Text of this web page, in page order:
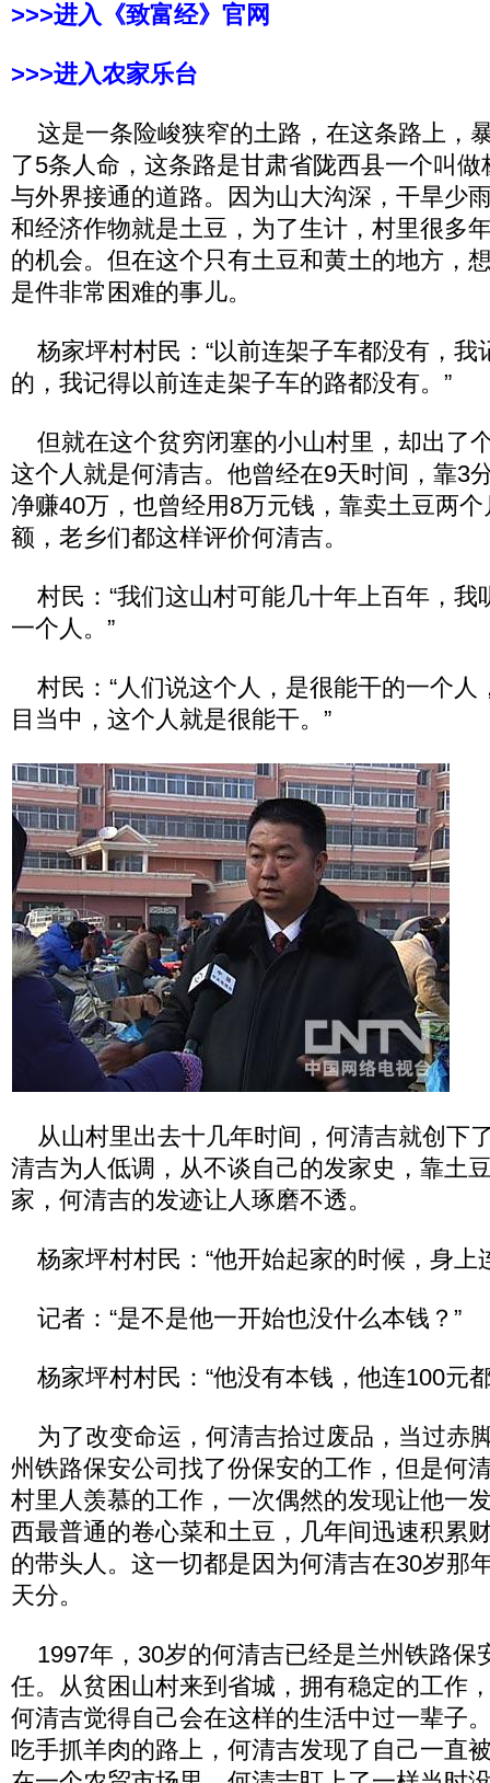
>>>进入《致富经》官网
>>>进入农家乐台
这是一条险峻狭窄的土路，在这条路上，
了5条人命，这条路是甘肃省陇西县一个叫
与外界接通的道路。因为山大沟深，干旱少
和经济作物就是土豆，为了生计，村里很多
的机会。但在这个只有土豆和黄土的地方，
是件非常困难的事儿。
杨家坪村村民：“以前连架子车都没有，我
的，我记得以前连走架子车的路都没有。”
但就在这个贫穷闭塞的小山村里，却出了
这个人就是何清吉。他曾经在9天时间，靠3
净赚40万，也曾经用8万元钱，靠卖土豆两
额，老乡们都这样评价何清吉。
村民：“我们这山村可能几十年上百年，我
一个人。”
村民：“人们说这个人，是很能干的一个人
目当中，这个人就是很能干。”
从山村里出去十几年时间，何清吉就创下
清吉为人低调，从不谈自己的发家史，靠土
家，何清吉的发迹让人琢磨不透。
杨家坪村村民：“他开始起家的时候，身上
记者：“是不是他一开始也没什么本钱？”
杨家坪村村民：“他没有本钱，他连100元
为了改变命运，何清吉拾过废品，当过赤
州铁路保安公司找了份保安的工作，但是何
村里人羡慕的工作，一次偶然的发现让他一
西最普通的卷心菜和土豆，几年间迅速积累
的带头人。这一切都是因为何清吉在30岁那
天分。
1997年，30岁的何清吉已经是兰州铁路保
任。从贫困山村来到省城，拥有稳定的工作
何清吉觉得自己会在这样的生活中过一辈子
吃手抓羊肉的路上，何清吉发现了自己一直